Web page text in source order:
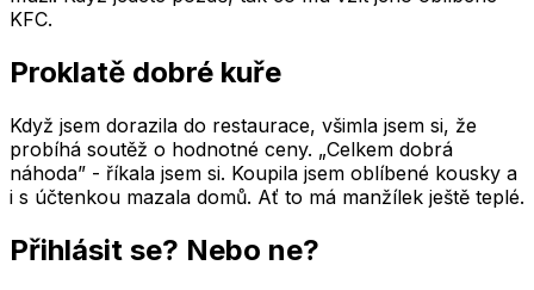
KFC.
Proklatě dobré kuře
Když jsem dorazila do restaurace, všimla jsem si, že
probíhá soutěž o hodnotné ceny. „Celkem dobrá
náhoda” - říkala jsem si. Koupila jsem oblíbené kousky a
i s účtenkou mazala domů. Ať to má manžílek ještě teplé.
Přihlásit se? Nebo ne?